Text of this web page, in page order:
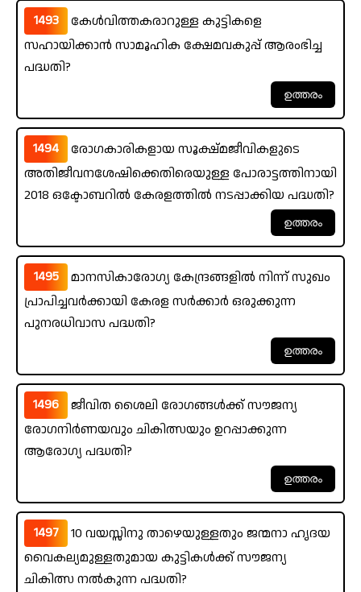
1493
കേൾവിത്തകരാറുള്ള കുട്ടികളെ
സഹായിക്കാൻ സാമൂഹിക ക്ഷേമവകുപ്പ് ആരംഭിച്ച
പദ്ധതി?
1494
രോഗകാരികളായ സൂക്ഷ്മജീവികളുടെ
അതിജീവനശേഷിക്കെതിരെയുള്ള പോരാട്ടത്തിനായി
2018 ഒക്ടോബറിൽ കേരളത്തിൽ നടപ്പാക്കിയ പദ്ധതി?
1495
മാനസികാരോഗ്യ കേന്ദ്രങ്ങളിൽ നിന്ന് സുഖം
പ്രാപിച്ചവർക്കായി കേരള സർക്കാർ ഒരുക്കുന്ന
പുനരധിവാസ പദ്ധതി?
1496
ജീവിത ശൈലി രോഗങ്ങൾക്ക് സൗജന്യ
രോഗനിർണയവും ചികിത്സയും ഉറപ്പാക്കുന്ന
ആരോഗ്യ പദ്ധതി?
1497
10 വയസ്സിനു താഴെയുള്ളതും ജന്മനാ ഹൃദയ
വൈകല്യമുള്ളതുമായ കുട്ടികൾക്ക് സൗജന്യ
ചികിത്സ നൽകുന്ന പദ്ധതി?